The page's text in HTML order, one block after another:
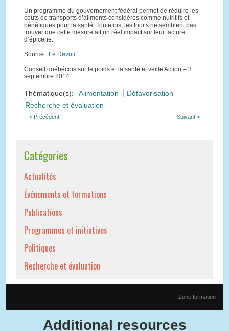
Un programme du gouvernement fédéral permet de réduire les
coûts de transports d’aliments considérés comme nutritifs et
bénéfiques pour la santé. Toutefois, les Inuits ne semblent pas
trouver que cette mesure ait un réel impact sur leur facture
d’épicerie.
Source : Le Devoir
Conseil québécois sur le poids et la santé et veille Action – 3
septembre 2014
Thématique(s): Alimentation
Défavorisation
Recherche et évaluation
< Précédent Suivant >
Catégories
Actualités
Événements et formations
Publications
Programmes et initiatives
Politiques
Recherche et évaluation
Zone formation
Additional resources